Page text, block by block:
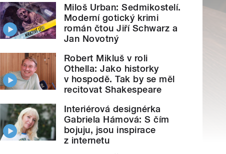
Miloš Urban: Sedmikostelí.
Moderní gotický krimi
román čtou Jiří Schwarz a
Jan Novotný
Robert Mikluš v roli
Othella: Jako historky
v hospodě. Tak by se měl
recitovat Shakespeare
Interiérová designérka
Gabriela Hámová: S čím
bojuju, jsou inspirace
z internetu